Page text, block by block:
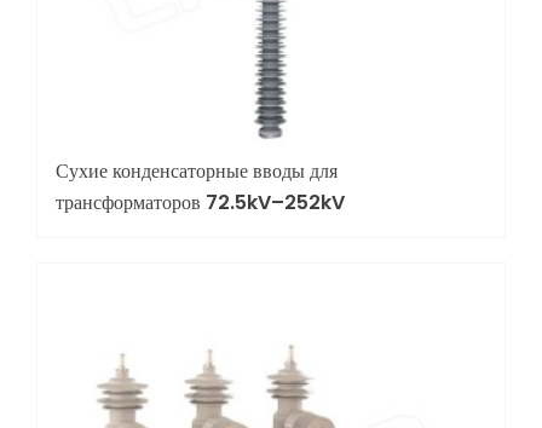
Сухие конденсаторные вводы для
трансформаторов 72.5kV–252kV